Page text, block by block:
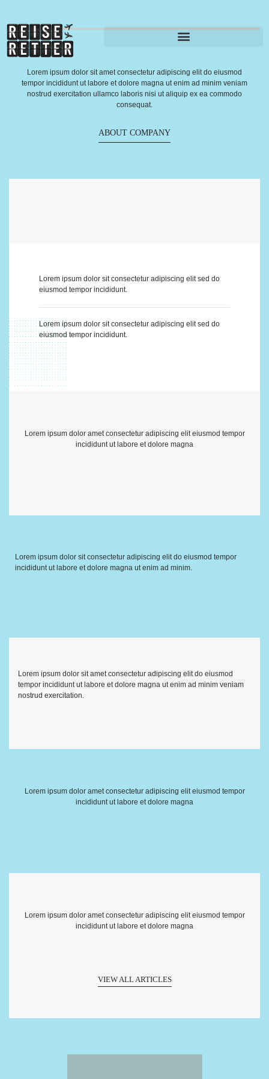
Lorem ipsum dolor sit amet consectetur adipiscing elit do eiusmod
tempor incididunt ut labore et dolore magna ut enim ad minim veniam
nostrud exercitation ullamco laboris nisi ut aliquip ex ea commodo
consequat.
ABOUT COMPANY
Lorem ipsum dolor sit consectetur adipiscing elit sed do
eiusmod tempor incididunt.
Lorem ipsum dolor sit consectetur adipiscing elit sed do
eiusmod tempor incididunt.
Lorem ipsum dolor amet consectetur adipiscing elit eiusmod tempor
incididunt ut labore et dolore magna
Lorem ipsum dolor sit consectetur adipiscing elit do eiusmod tempor
incididunt ut labore et dolore magna ut enim ad minim.
Lorem ipsum dolor sit amet consectetur adipiscing elit do eiusmod
tempor incididunt ut labore et dolore magna ut enim ad minim veniam
nostrud exercitation.
Lorem ipsum dolor amet consectetur adipiscing elit eiusmod tempor
incididunt ut labore et dolore magna
Lorem ipsum dolor amet consectetur adipiscing elit eiusmod tempor
incididunt ut labore et dolore magna
VIEW ALL ARTICLES